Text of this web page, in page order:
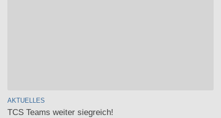
AKTUELLES
TCS Teams weiter siegreich!